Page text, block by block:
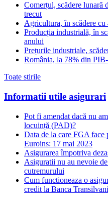
Comerțul, scădere lunară
trecut
Agricultura, în scădere
Producția industrială, în
anului
Prețurile industriale,
România, la 78% din
Toate stirile
Informatii utile asigurari
Pot fi amendat dacă nu
locuință (PAD)?
Data de la care FGA
Euroins: 17 mai 2023
Asigurarea împotriva
Asiguratii nu au nevoie
cutremurului
Cum functioneaza o
credit la Banca